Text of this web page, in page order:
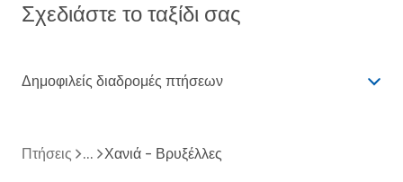
Σχεδιάστε το ταξίδι σας
Δημοφιλείς διαδρομές πτήσεων
Πτήσεις Χανιά - Βρυξέλλες